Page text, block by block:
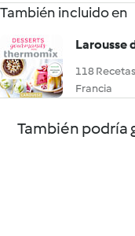
También incluido en
Larousse
118 Recetas
Francia
También podría